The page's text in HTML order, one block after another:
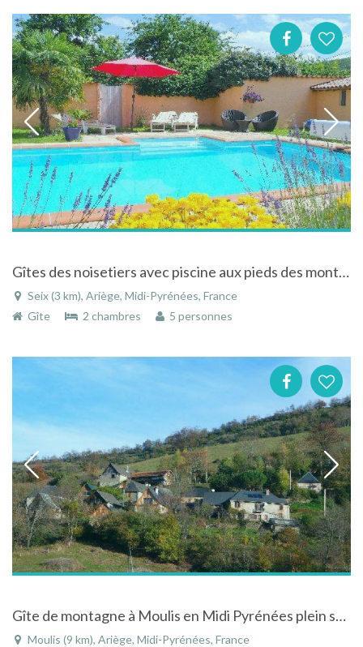
Gîtes des noisetiers avec piscine aux pieds des montagnes des Pyrenées à Seix dans l'Ariège
Seix (3 km), Ariège, Midi-Pyrénées, France
Gîte
2 chambres 5 personnes
Gîte de montagne à Moulis en Midi Pyrénées plein sud vue sur les montagnes calme sérenité espace
Moulis (9 km), Ariège, Midi-Pyrénées, France